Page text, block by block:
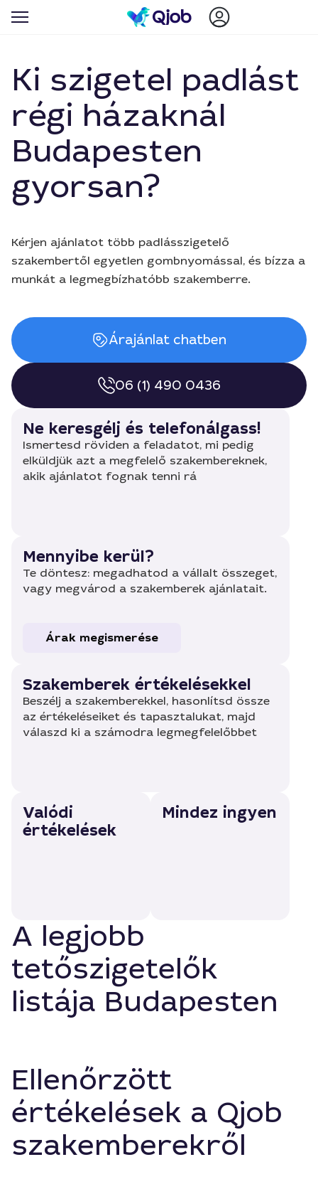
Ki szigetel padlást
régi házaknál
Budapesten
gyorsan?
Kérjen ajánlatot több padlásszigetelő
szakembertől egyetlen gombnyomással, és bízza a
munkát a legmegbízhatóbb szakemberre.
Árajánlat chatben
06 (1) 490 0436
Ne keresgélj és telefonálgass!
Ismertesd röviden a feladatot, mi pedig
elküldjük azt a megfelelő szakembereknek,
akik ajánlatot fognak tenni rá
Mennyibe kerül?
Te döntesz: megadhatod a vállalt összeget,
vagy megvárod a szakemberek ajánlatait.
Árak megismerése
Szakemberek értékelésekkel
Beszélj a szakemberekkel, hasonlítsd össze
az értékeléseiket és tapasztalukat, majd
válaszd ki a számodra legmegfelelőbbet
Valódi
értékelések
Mindez ingyen
A legjobb
tetőszigetelők
listája Budapesten
Ellenőrzött
értékelések a Qjob
szakemberekről